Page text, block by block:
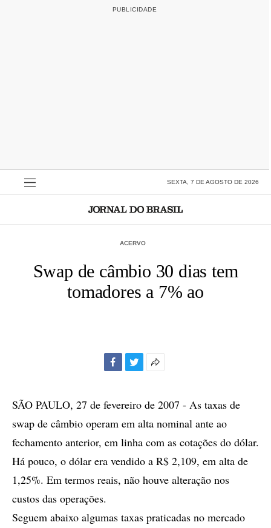
SEXTA, 7 DE AGOSTO DE 2026
ACERVO
Swap de câmbio 30 dias tem
tomadores a 7% ao
compartilhamento
SÃO PAULO, 27 de fevereiro de 2007 - As taxas de
swap de câmbio operam em alta nominal ante ao
fechamento anterior, em linha com as cotações do dólar.
Há pouco, o dólar era vendido a R$ 2,109, em alta de
1,25%. Em termos reais, não houve alteração nos
custos das operações.
Seguem abaixo algumas taxas praticadas no mercado